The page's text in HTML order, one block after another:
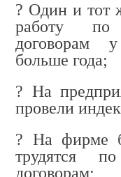
? Один и тот
работу по
договорам
больше года;
? На
провели
? На фирме
трудятся
договорам;